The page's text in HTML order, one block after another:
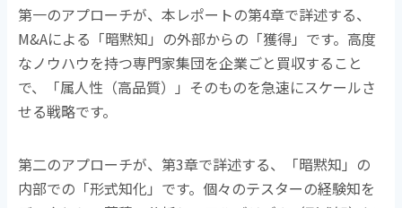
第一のアプローチが、本レポートの第4章で詳述する、
M&Aによる「暗黙知」の外部からの「獲得」です。高度
なノウハウを持つ専門家集団を企業ごと買収すること
で、「属人性（高品質）」そのものを急速にスケールさ
せる戦略です。
第二のアプローチが、第3章で詳述する、「暗黙知」の
内部での「形式知化」です。個々のテスターの経験知を